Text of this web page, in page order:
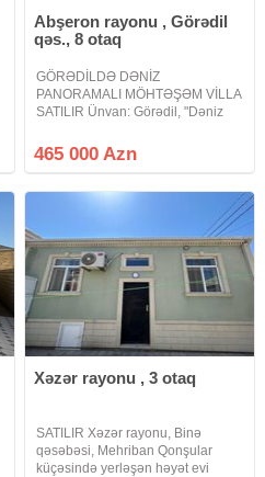
Abşeron rayonu , Görədil
qəs., 8 otaq
GÖRƏDİLDƏ DƏNİZ
PANORAMALI MÖHTƏŞƏM VİLLA
SATILIR Ünvan: Görədil, "Dəniz
Hündür və elitar məhəllə | Sakit və
daimi yaşayış zonası | Təmiz hava
465 000 Azn
Xəzər rayonu , 3 otaq
SATILIR Xəzər rayonu, Binə
qəsəbəsi, Mehriban Qonşular
küçəsində yerləşən həyət evi